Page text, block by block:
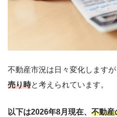
不動産市況は日々変化しますが
売り時と考えられています。
以下は2026年8月現在、 不動産